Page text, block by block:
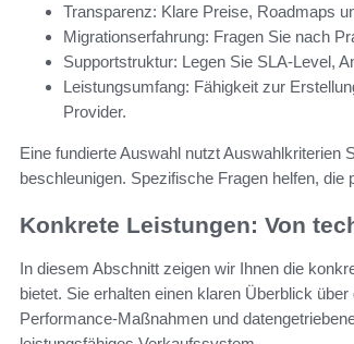
Transparenz: Klare Preise, Roadmaps
Migrationserfahrung: Fragen Sie nach
Supportstruktur: Legen Sie SLA-Level,
Leistungsumfang: Fähigkeit zur
Provider.
Eine fundierte Auswahl nutzt Auswahlkriterien
beschleunigen. Spezifische Fragen helfen,
Konkrete Leistungen: Von
In diesem Abschnitt zeigen wir Ihnen die
bietet. Sie erhalten einen klaren Überblick
Performance-Maßnahmen und